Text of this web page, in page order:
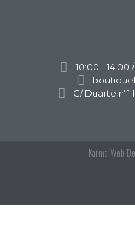
10:00 - 14:00
C/ Duarte nº1
Karma Web